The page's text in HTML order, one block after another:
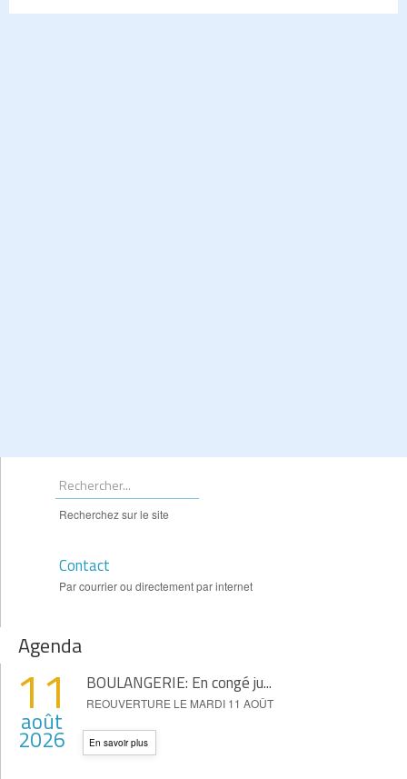
Recherchez sur le site
Contact
Par courrier ou directement par internet
Agenda
BOULANGERIE: En congé ju...
REOUVERTURE LE MARDI 11 AOÛT
11
août
2026 En savoir plus